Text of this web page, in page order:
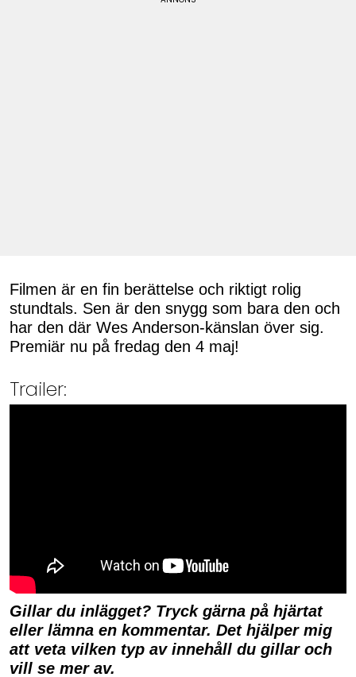
Filmen är en fin berättelse och riktigt rolig
stundtals. Sen är den snygg som bara den och
har den där Wes Anderson-känslan över sig.
Premiär nu på fredag den 4 maj!
Trailer:
Gillar du inlägget? Tryck gärna på hjärtat
eller lämna en kommentar. Det hjälper mig
att veta vilken typ av innehåll du gillar och
vill se mer av.